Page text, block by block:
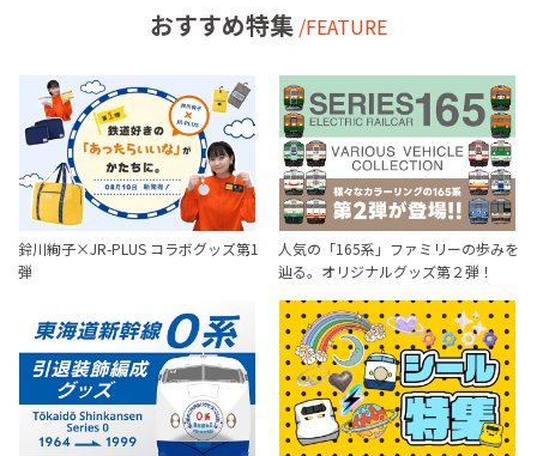
おすすめ特集 /FEATURE
鈴川絢子×JR-PLUS コラボグッズ第1
弾
人気の「165系」ファミリーの歩みを
辿る。オリジナルグッズ第２弾！